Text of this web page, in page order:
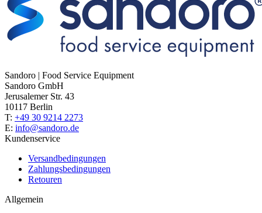
Sandoro | Food Service Equipment
Sandoro GmbH
Jerusalemer Str. 43
10117 Berlin
T: +49 30 9214 2273
E: info@sandoro.de
Kundenservice
Versandbedingungen
Zahlungsbedingungen
Retouren
Allgemein